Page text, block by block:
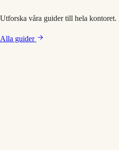
Utforska våra guider till hela kontoret.
Alla guider